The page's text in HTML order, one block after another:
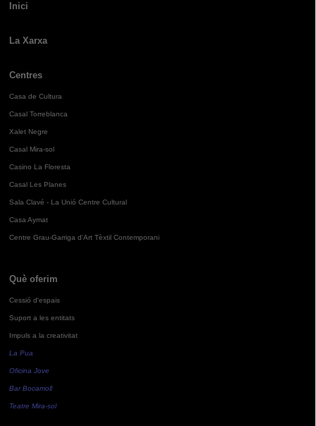
Inici
La Xarxa
Centres
Casa de Cultura
Casal Torreblanca
Xalet Negre
Casal Mira-sol
Casino La Floresta
Casal Les Planes
Sala Clavé - La Unió Centre Cultural
Casa Aymat
Centre Grau-Garriga d'Art Tèxtil Contemporani
Què oferim
Cessió d'espais
Suport a les entitats
Impuls a la creativitat
La Pua
Oficina Jove
Bar Bocamoll
Teatre Mira-sol